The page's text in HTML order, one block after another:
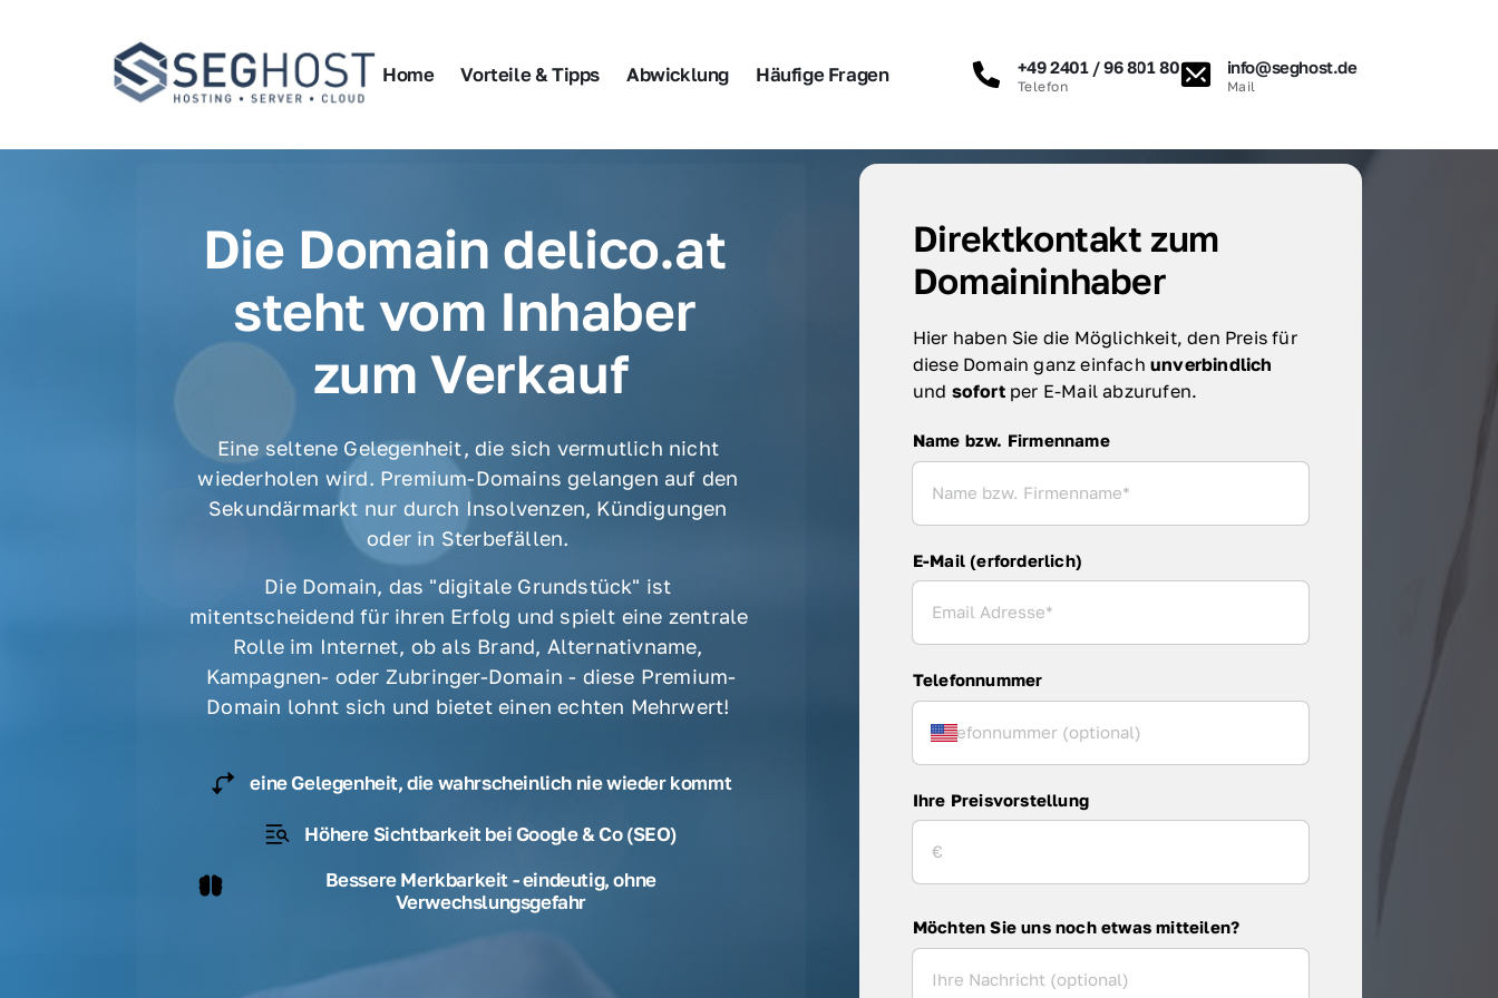
Home Vorteile & Tipps Abwicklung Häufige Fragen +49 2401 / 96 801 80
Telefon
info@seghost.de
Mail
Die Domain delico.at
steht vom Inhaber
zum Verkauf
Eine seltene Gelegenheit, die sich vermutlich nicht
wiederholen wird. Premium-Domains gelangen auf den
Sekundärmarkt nur durch Insolvenzen, Kündigungen
oder in Sterbefällen.
Die Domain, das "digitale Grundstück" ist
mitentscheidend für ihren Erfolg und spielt eine zentrale
Rolle im Internet, ob als Brand, Alternativname,
Kampagnen- oder Zubringer-Domain - diese Premium-
Domain lohnt sich und bietet einen echten Mehrwert!
eine Gelegenheit, die wahrscheinlich nie wieder kommt
Höhere Sichtbarkeit bei Google & Co (SEO)
Bessere Merkbarkeit - eindeutig, ohne
Verwechslungsgefahr
Direktkontakt zum
Domaininhaber
Hier haben Sie die Möglichkeit, den Preis für
diese Domain ganz einfach
und sofort per E-Mail abzurufen.
Name bzw. Firmenname
Name bzw. Firmenname
E-Mail (erforderlich)
Telefonnummer
Ihre Preisvorstellung
Möchten Sie uns noch etwas mitteilen?